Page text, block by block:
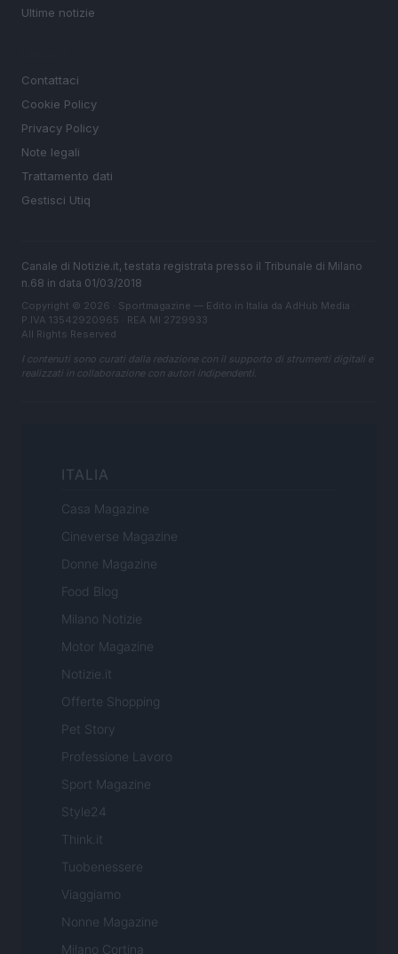
Ultime notizie
Contattaci
Cookie Policy
Privacy Policy
Note legali
Trattamento dati
Gestisci Utiq
Canale di Notizie.it, testata registrata presso il Tribunale di Milano
n.68 in data 01/03/2018
Copyright © 2026 · Sportmagazine — Edito in Italia da AdHub Media
P.IVA 13542920965 · REA MI 2729933
All Rights Reserved
I contenuti sono curati dalla redazione con il supporto di strumenti digitali e
realizzati in collaborazione con autori indipendenti.
ITALIA
Casa Magazine
Cineverse Magazine
Donne Magazine
Food Blog
Milano Notizie
Motor Magazine
Notizie.it
Offerte Shopping
Pet Story
Professione Lavoro
Sport Magazine
Style24
Think.it
Tuobenessere
Viaggiamo
Nonne Magazine
Milano Cortina